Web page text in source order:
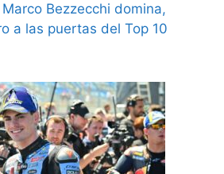
Bezzecchi domina,
a las puertas del Top 10